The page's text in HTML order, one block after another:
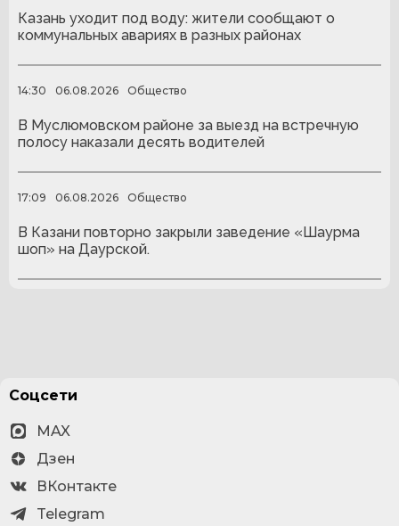
Казань уходит под воду: жители сообщают о
коммунальных авариях в разных районах
14:30 06.08.2026 Общество
В Муслюмовском районе за выезд на встречную
полосу наказали десять водителей
17:09 06.08.2026 Общество
В Казани повторно закрыли заведение «Шаурма
шоп» на Даурской.
Соцсети
MAX
Дзен
ВКонтакте
Telegram